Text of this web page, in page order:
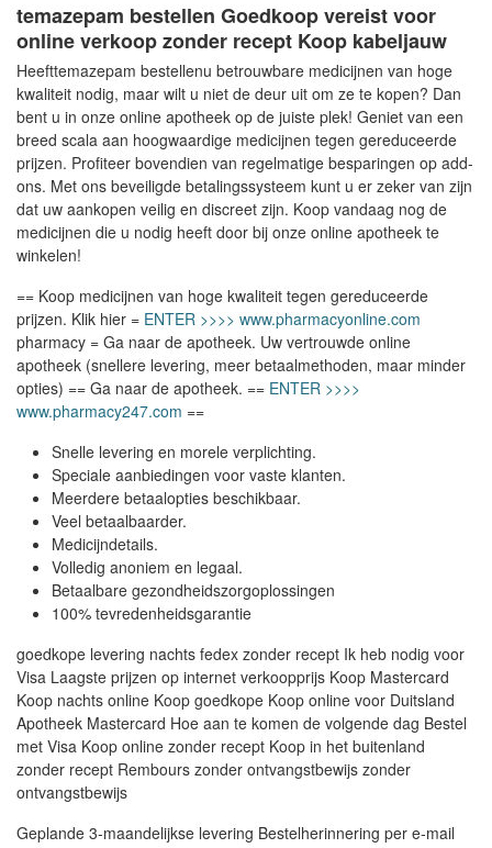
temazepam bestellen Goedkoop vereist voor
online verkoop zonder recept Koop kabeljauw
Heefttemazepam bestellenu betrouwbare medicijnen van hoge
kwaliteit nodig, maar wilt u niet de deur uit om ze te kopen? Dan
bent u in onze online apotheek op de juiste plek! Geniet van een
breed scala aan hoogwaardige medicijnen tegen gereduceerde
prijzen. Profiteer bovendien van regelmatige besparingen op add-
ons. Met ons beveiligde betalingssysteem kunt u er zeker van zijn
dat uw aankopen veilig en discreet zijn. Koop vandaag nog de
medicijnen die u nodig heeft door bij onze online apotheek te
winkelen!
== Koop medicijnen van hoge kwaliteit tegen gereduceerde
prijzen. Klik hier = ENTER >>>> www.pharmacyonline.com
pharmacy = Ga naar de apotheek. Uw vertrouwde online
apotheek (snellere levering, meer betaalmethoden, maar minder
opties) == Ga naar de apotheek. == ENTER >>>>
www.pharmacy247.com ==
Snelle levering en morele verplichting.
Speciale aanbiedingen voor vaste klanten.
Meerdere betaalopties beschikbaar.
Veel betaalbaarder.
Medicijndetails.
Volledig anoniem en legaal.
Betaalbare gezondheidszorgoplossingen
100% tevredenheidsgarantie
goedkope levering nachts fedex zonder recept Ik heb nodig voor
Visa Laagste prijzen op internet verkoopprijs Koop Mastercard
Koop nachts online Koop goedkope Koop online voor Duitsland
Apotheek Mastercard Hoe aan te komen de volgende dag Bestel
met Visa Koop online zonder recept Koop in het buitenland
zonder recept Rembours zonder ontvangstbewijs zonder
ontvangstbewijs
Geplande 3-maandelijkse levering Bestelherinnering per e-mail